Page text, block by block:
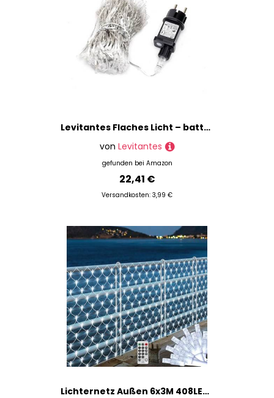
Levitantes Flaches Licht – batteriebetriebene 3 AA RGBY-Vorhanglichter, 3 m x 3 m, ideal für vielseitige und festliche Dekorationen
von Levitantes
gefunden bei Amazon
22,41 €
Versandkosten: 3,99 €
Lichternetz Außen 6x3M 408LED Netzlichter Weihnachten Kristall,Gartenbaumlichterkette Außen Wasserdichte mit Fernbedienung Timer für Büsche Garten Zaun Ostern(weiß)